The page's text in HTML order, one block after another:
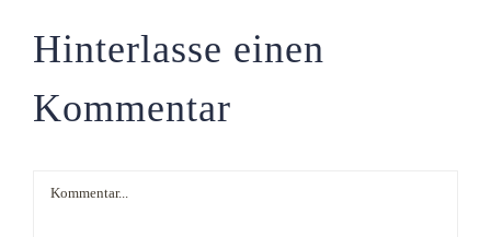
Hinterlasse einen
Kommentar
Kommentar